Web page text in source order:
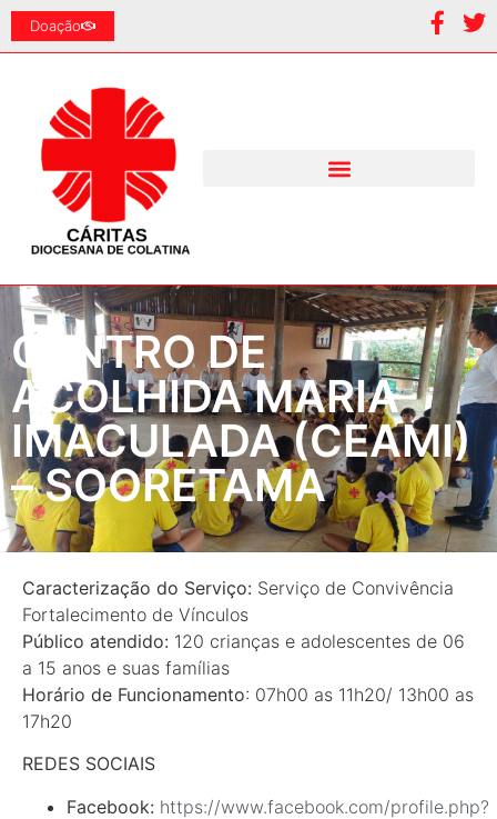
Doação
CENTRO DE
ACOLHIDA MARIA
IMACULADA (CEAMI)
– SOORETAMA
Caracterização do Serviço: Serviço de Convivência
Fortalecimento de Vínculos
Público atendido: 120 crianças e adolescentes de 06
a 15 anos e suas famílias
Horário de Funcionamento: 07h00 as 11h20/ 13h00 as
17h20
REDES SOCIAIS
Facebook: https://www.facebook.com/profile.php?